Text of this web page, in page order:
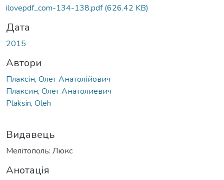
ilovepdf_com-134-138.pdf(626.42 KB)
Дата
2015
Автори
Плаксін, Олег Анатолійович
Плаксин, Олег Анатолиевич
Plaksin, Oleh
Видавець
Мелітополь: Люкс
Анотація